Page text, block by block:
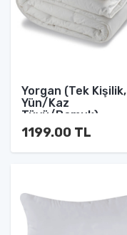
Yorgan (Tek Kişilik,
Yün/Kaz
Tüyü/Pamuk)
1199.00 TL